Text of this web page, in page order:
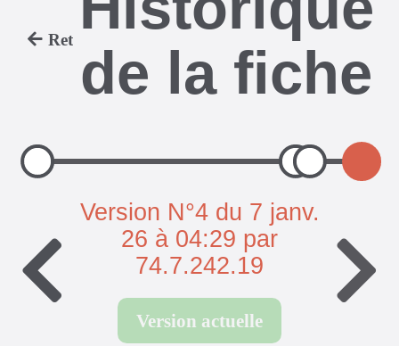
Retourde la fiche
Version N°4 du 7 janv.
26 à 04:29 par
74.7.242.19
Version actuelle